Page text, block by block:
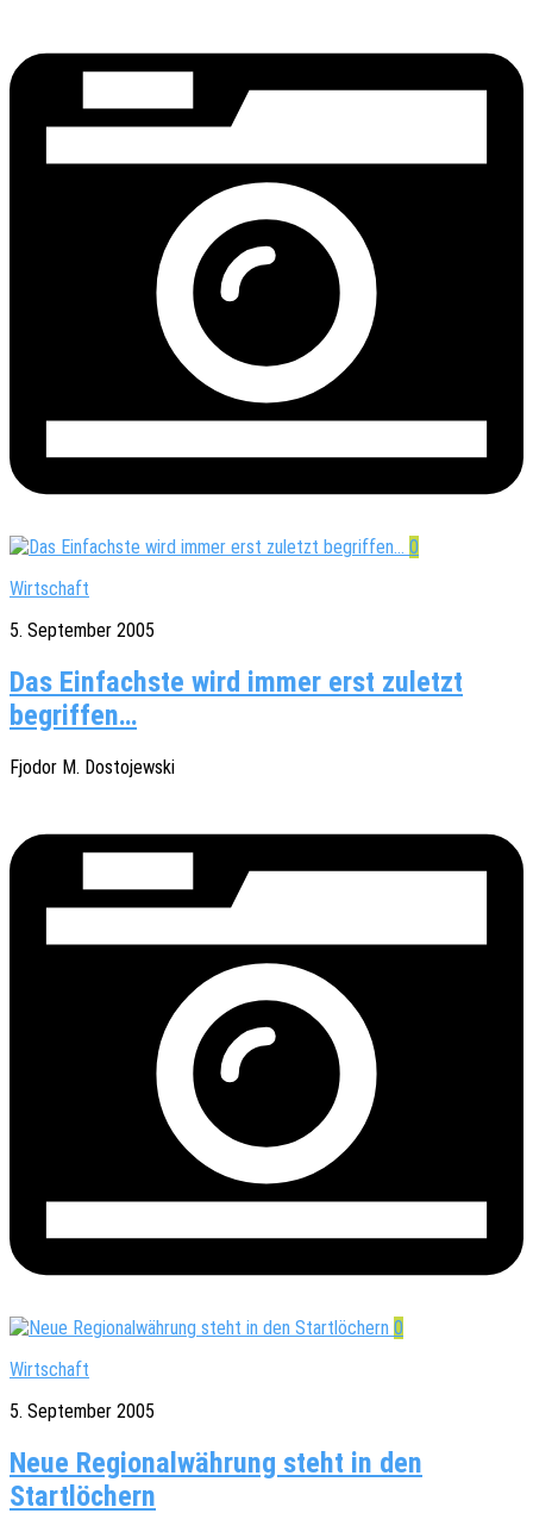
0
Wirtschaft
5. September 2005
Das Einfachste wird immer erst zuletzt
begriffen…
Fjodor M. Dostojewski
0
Wirtschaft
5. September 2005
Neue Regionalwährung steht in den
Startlöchern